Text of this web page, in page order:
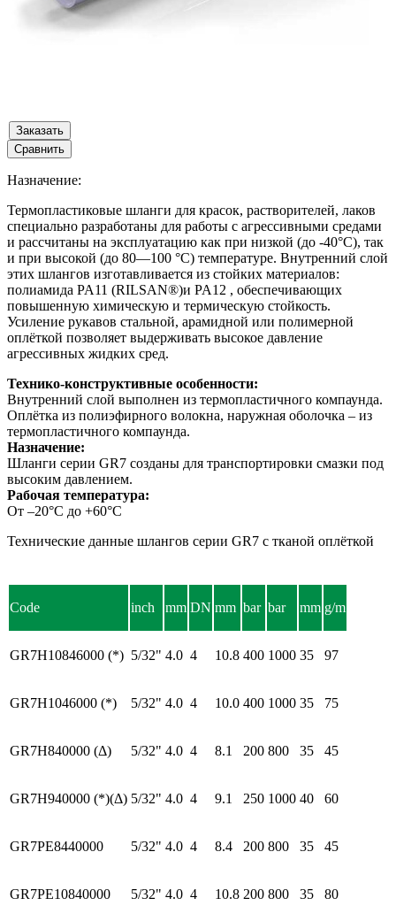
Заказать
Сравнить
Назначение:
Термопластиковые шланги для красок, растворителей, лаков
специально разработаны для работы с агрессивными средами
и рассчитаны на эксплуатацию как при низкой (до -40°C), так
и при высокой (до 80—100 °C) температуре. Внутренний слой
этих шлангов изготавливается из стойких материалов:
полиамида PA11 (RILSAN®)и PA12 , обеспечивающих
повышенную химическую и термическую стойкость.
Усиление рукавов стальной, арамидной или полимерной
оплёткой позволяет выдерживать высокое давление
агрессивных жидких сред.
Технико-конструктивные особенности:
Внутренний слой выполнен из термопластичного компаунда.
Оплётка из полиэфирного волокна, наружная оболочка – из
термопластичного компаунда.
Назначение:
Шланги серии GR7 созданы для транспортировки смазки под
высоким давлением.
Рабочая температура:
От –20°С до +60°С
Технические данные шлангов серии GR7 с тканой оплёткой
Code inch mm DN mm bar bar mm g/m
GR7H10846000 (*) 5/32" 4.0 4 10.8 400 1000 35 97
GR7H1046000 (*) 5/32" 4.0 4 10.0 400 1000 35 75
GR7H840000 (Δ) 5/32" 4.0 4 8.1 200 800 35 45
GR7H940000 (*)(Δ) 5/32" 4.0 4 9.1 250 1000 40 60
GR7PE8440000 5/32" 4.0 4 8.4 200 800 35 45
GR7PE10840000 5/32" 4.0 4 10.8 200 800 35 80